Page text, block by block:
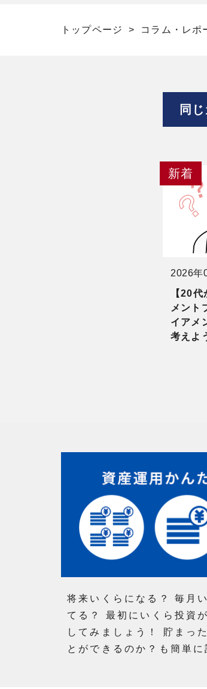
トップページ コラム・レポ
同
2026年
【20
メント
イアメ
考えよ
将来いくらになる？ 毎月
てる？ 最初にいくら投資
してみましょう！ 貯まっ
とができるのか？も簡単に